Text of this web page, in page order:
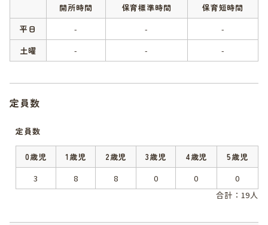
開所時間 保育標準時間
保育短時間
平日
- -
-
土曜
- - -
定員数
定員数
0歳児 1歳児 2歳児 3歳児 4歳児
5歳児
3
8 8 0 0
0
合計：19人